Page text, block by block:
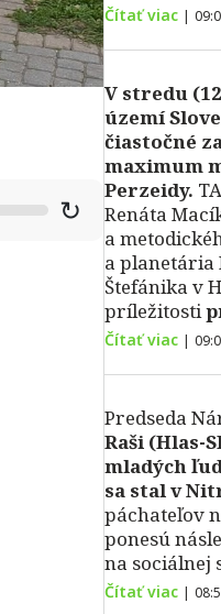
↻
Čítať viac |
V stredu
území
čiastočné
maximum
Perzeidy.
Renáta
a
a planetária
Štefánika v
príležitosti
Čítať viac |
Predseda
Raši (Hlas-
mladých
sa stal v
páchateľov
ponesú
na sociálnej
Čítať viac |